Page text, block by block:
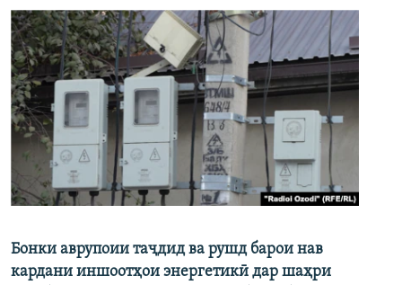
Бонки аврупоии таҷдид ва рушд барои нав
кардани иншоотҳои энергетикӣ дар шаҳри